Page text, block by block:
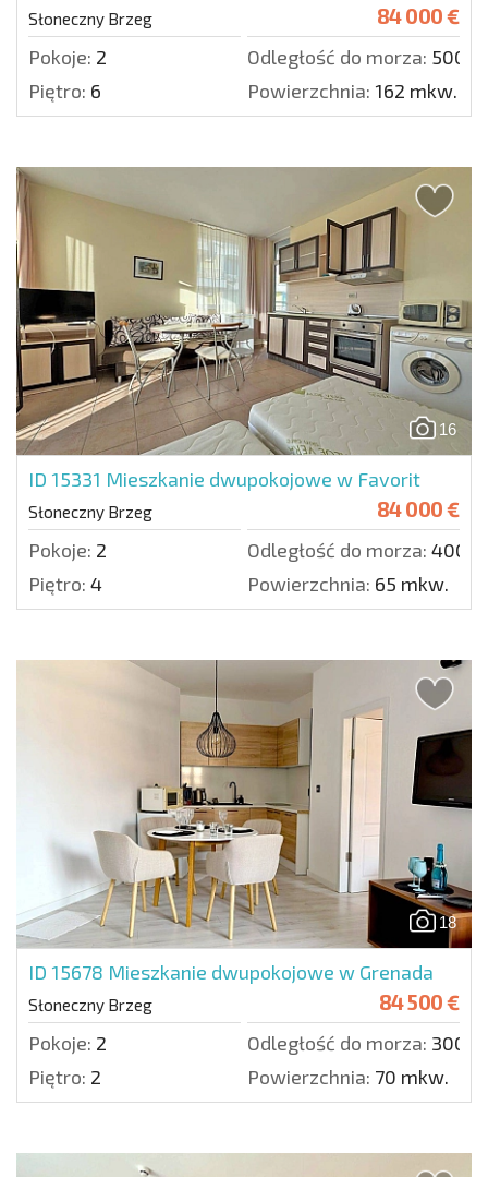
Słoneczny Brzeg 84 000 €
Pokoje: 2 Odległość do morza: 500
Piętro: 6 Powierzchnia: 162 mkw.
16
ID 15331 Mieszkanie dwupokojowe w Favorit
Słoneczny Brzeg 84 000 €
Pokoje: 2 Odległość do morza: 400
Piętro: 4 Powierzchnia: 65 mkw.
18
ID 15678 Mieszkanie dwupokojowe w Grenada
Słoneczny Brzeg 84 500 €
Pokoje: 2 Odległość do morza: 300
Piętro: 2 Powierzchnia: 70 mkw.